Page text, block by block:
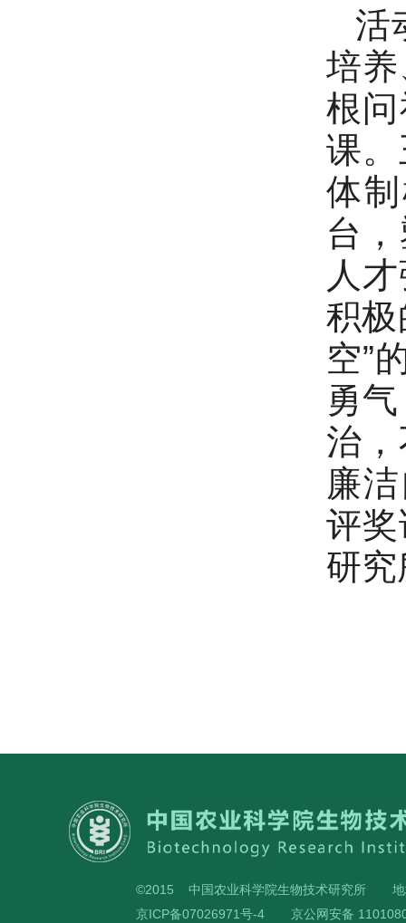
活
培养
根问
课
体
台
人
积极
空”
勇
治
廉
评
研究
©2015 中国农业科学院生物技术研究所
京ICP备07026971号-4
京公网安备